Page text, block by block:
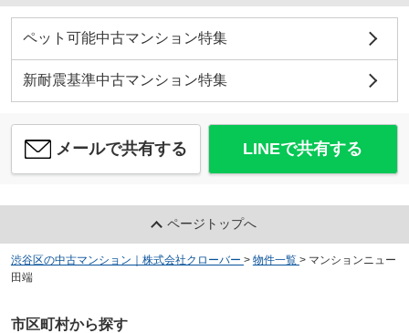
ペット可能中古マンション特集
新耐震基準中古マンション特集
メールで共有する LINEで共有する
ページトップへ
渋谷区の中古マンション｜株式会社クローバー > 物件一覧 > マンションニュー
田端
市区町村から探す